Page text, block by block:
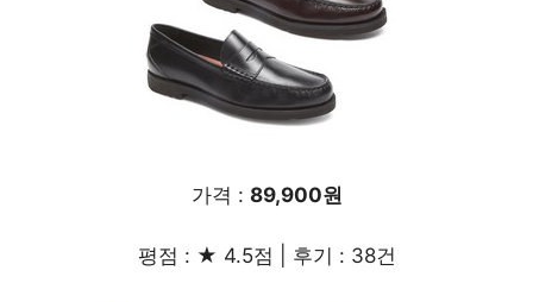
가격 : 89,900원
평점 : ★ 4.5점 | 후기 : 38건